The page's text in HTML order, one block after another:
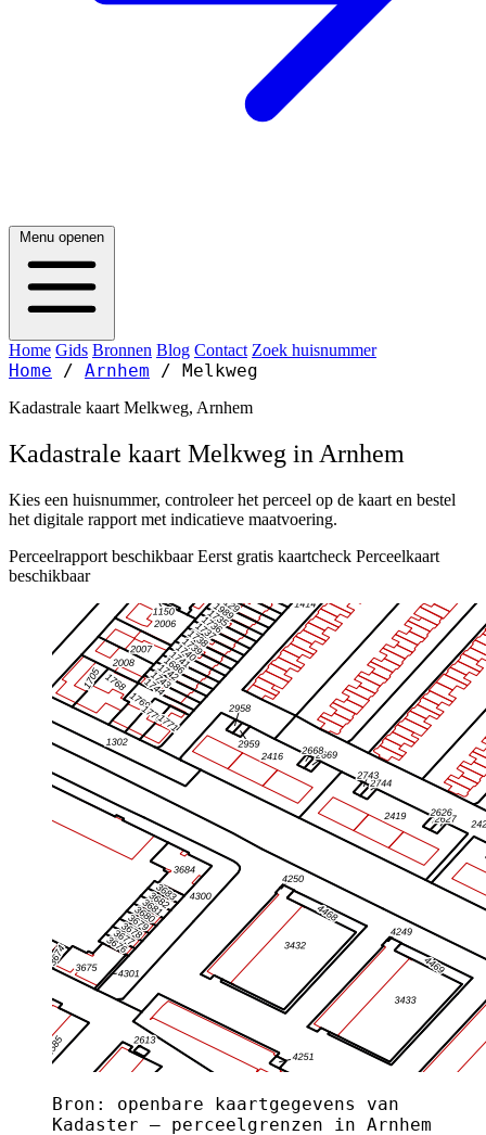
Menu openen
Home Gids Bronnen Blog Contact Zoek huisnummer
Home / Arnhem / Melkweg
Kadastrale kaart Melkweg, Arnhem
Kadastrale kaart Melkweg in Arnhem
Kies een huisnummer, controleer het perceel op de kaart en bestel
het digitale rapport met indicatieve maatvoering.
Perceelrapport beschikbaar Eerst gratis kaartcheck Perceelkaart
beschikbaar
Bron: openbare kaartgegevens van
Kadaster — perceelgrenzen in Arnhem